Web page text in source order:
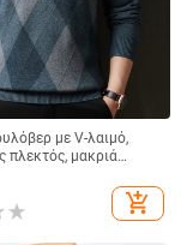
με V-λαιμό,
πλεκτός, μακριά
μοτίβο
add_shopping_cart